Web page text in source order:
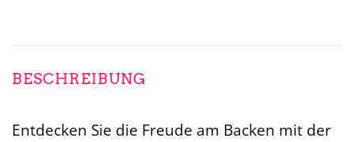
BESCHREIBUNG
Entdecken Sie die Freude am Backen mit der